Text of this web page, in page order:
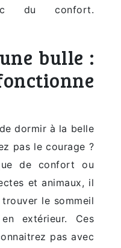
du confort.
bulle :
dormir à la belle
pas le courage ?
de confort ou
et animaux, il
le sommeil
extérieur. Ces
pas avec